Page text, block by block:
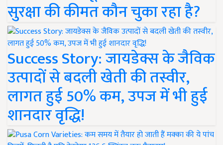
सुरक्षा की कीमत कौन चुका रहा है?
Success Story: जायडेक्स के जैविक
उत्पादों से बदली खेती की तस्वीर,
लागत हुई 50% कम, उपज में भी हुई
शानदार वृद्धि!